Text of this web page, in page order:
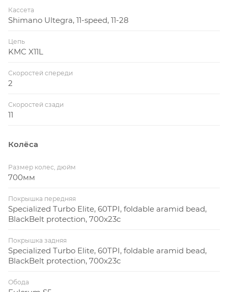
Кассета
Shimano Ultegra, 11-speed, 11-28
Цепь
KMC X11L
Скоростей спереди
2
Скоростей сзади
11
Колёса
Размер колес, дюйм
700мм
Покрышка передняя
Specialized Turbo Elite, 60TPI, foldable aramid bead,
BlackBelt protection, 700x23c
Покрышка задняя
Specialized Turbo Elite, 60TPI, foldable aramid bead,
BlackBelt protection, 700x23c
Обода